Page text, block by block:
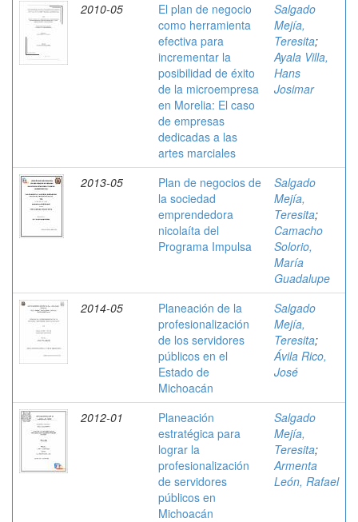
2010-05
El plan de negocio
como herramienta
efectiva para
incrementar la
posibilidad de éxito
de la microempresa
en Morelia: El caso
de empresas
dedicadas a las
artes marciales
Salgado
Mejía,
Teresita;
Ayala Villa,
Hans
Josimar
2013-05
Plan de negocios de
la sociedad
emprendedora
nicolaíta del
Programa Impulsa
Salgado
Mejía,
Teresita;
Camacho
Solorio,
María
Guadalupe
2014-05
Planeación de la
profesionalización
de los servidores
públicos en el
Estado de
Michoacán
Salgado
Mejía,
Teresita;
Ávila Rico,
José
2012-01
Planeación
estratégica para
lograr la
profesionalización
de servidores
públicos en
Michoacán
Salgado
Mejía,
Teresita;
Armenta
León, Rafael